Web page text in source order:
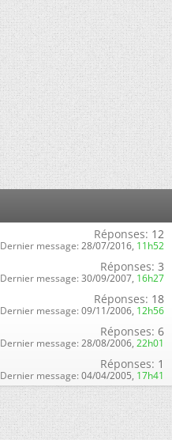
Réponses: 12
Dernier message: 28/07/2016, 11h52
Réponses: 3
Dernier message: 30/09/2007, 16h27
Réponses: 18
Dernier message: 09/11/2006, 12h56
Réponses: 6
Dernier message: 28/08/2006, 22h01
Réponses: 1
Dernier message: 04/04/2005, 17h41